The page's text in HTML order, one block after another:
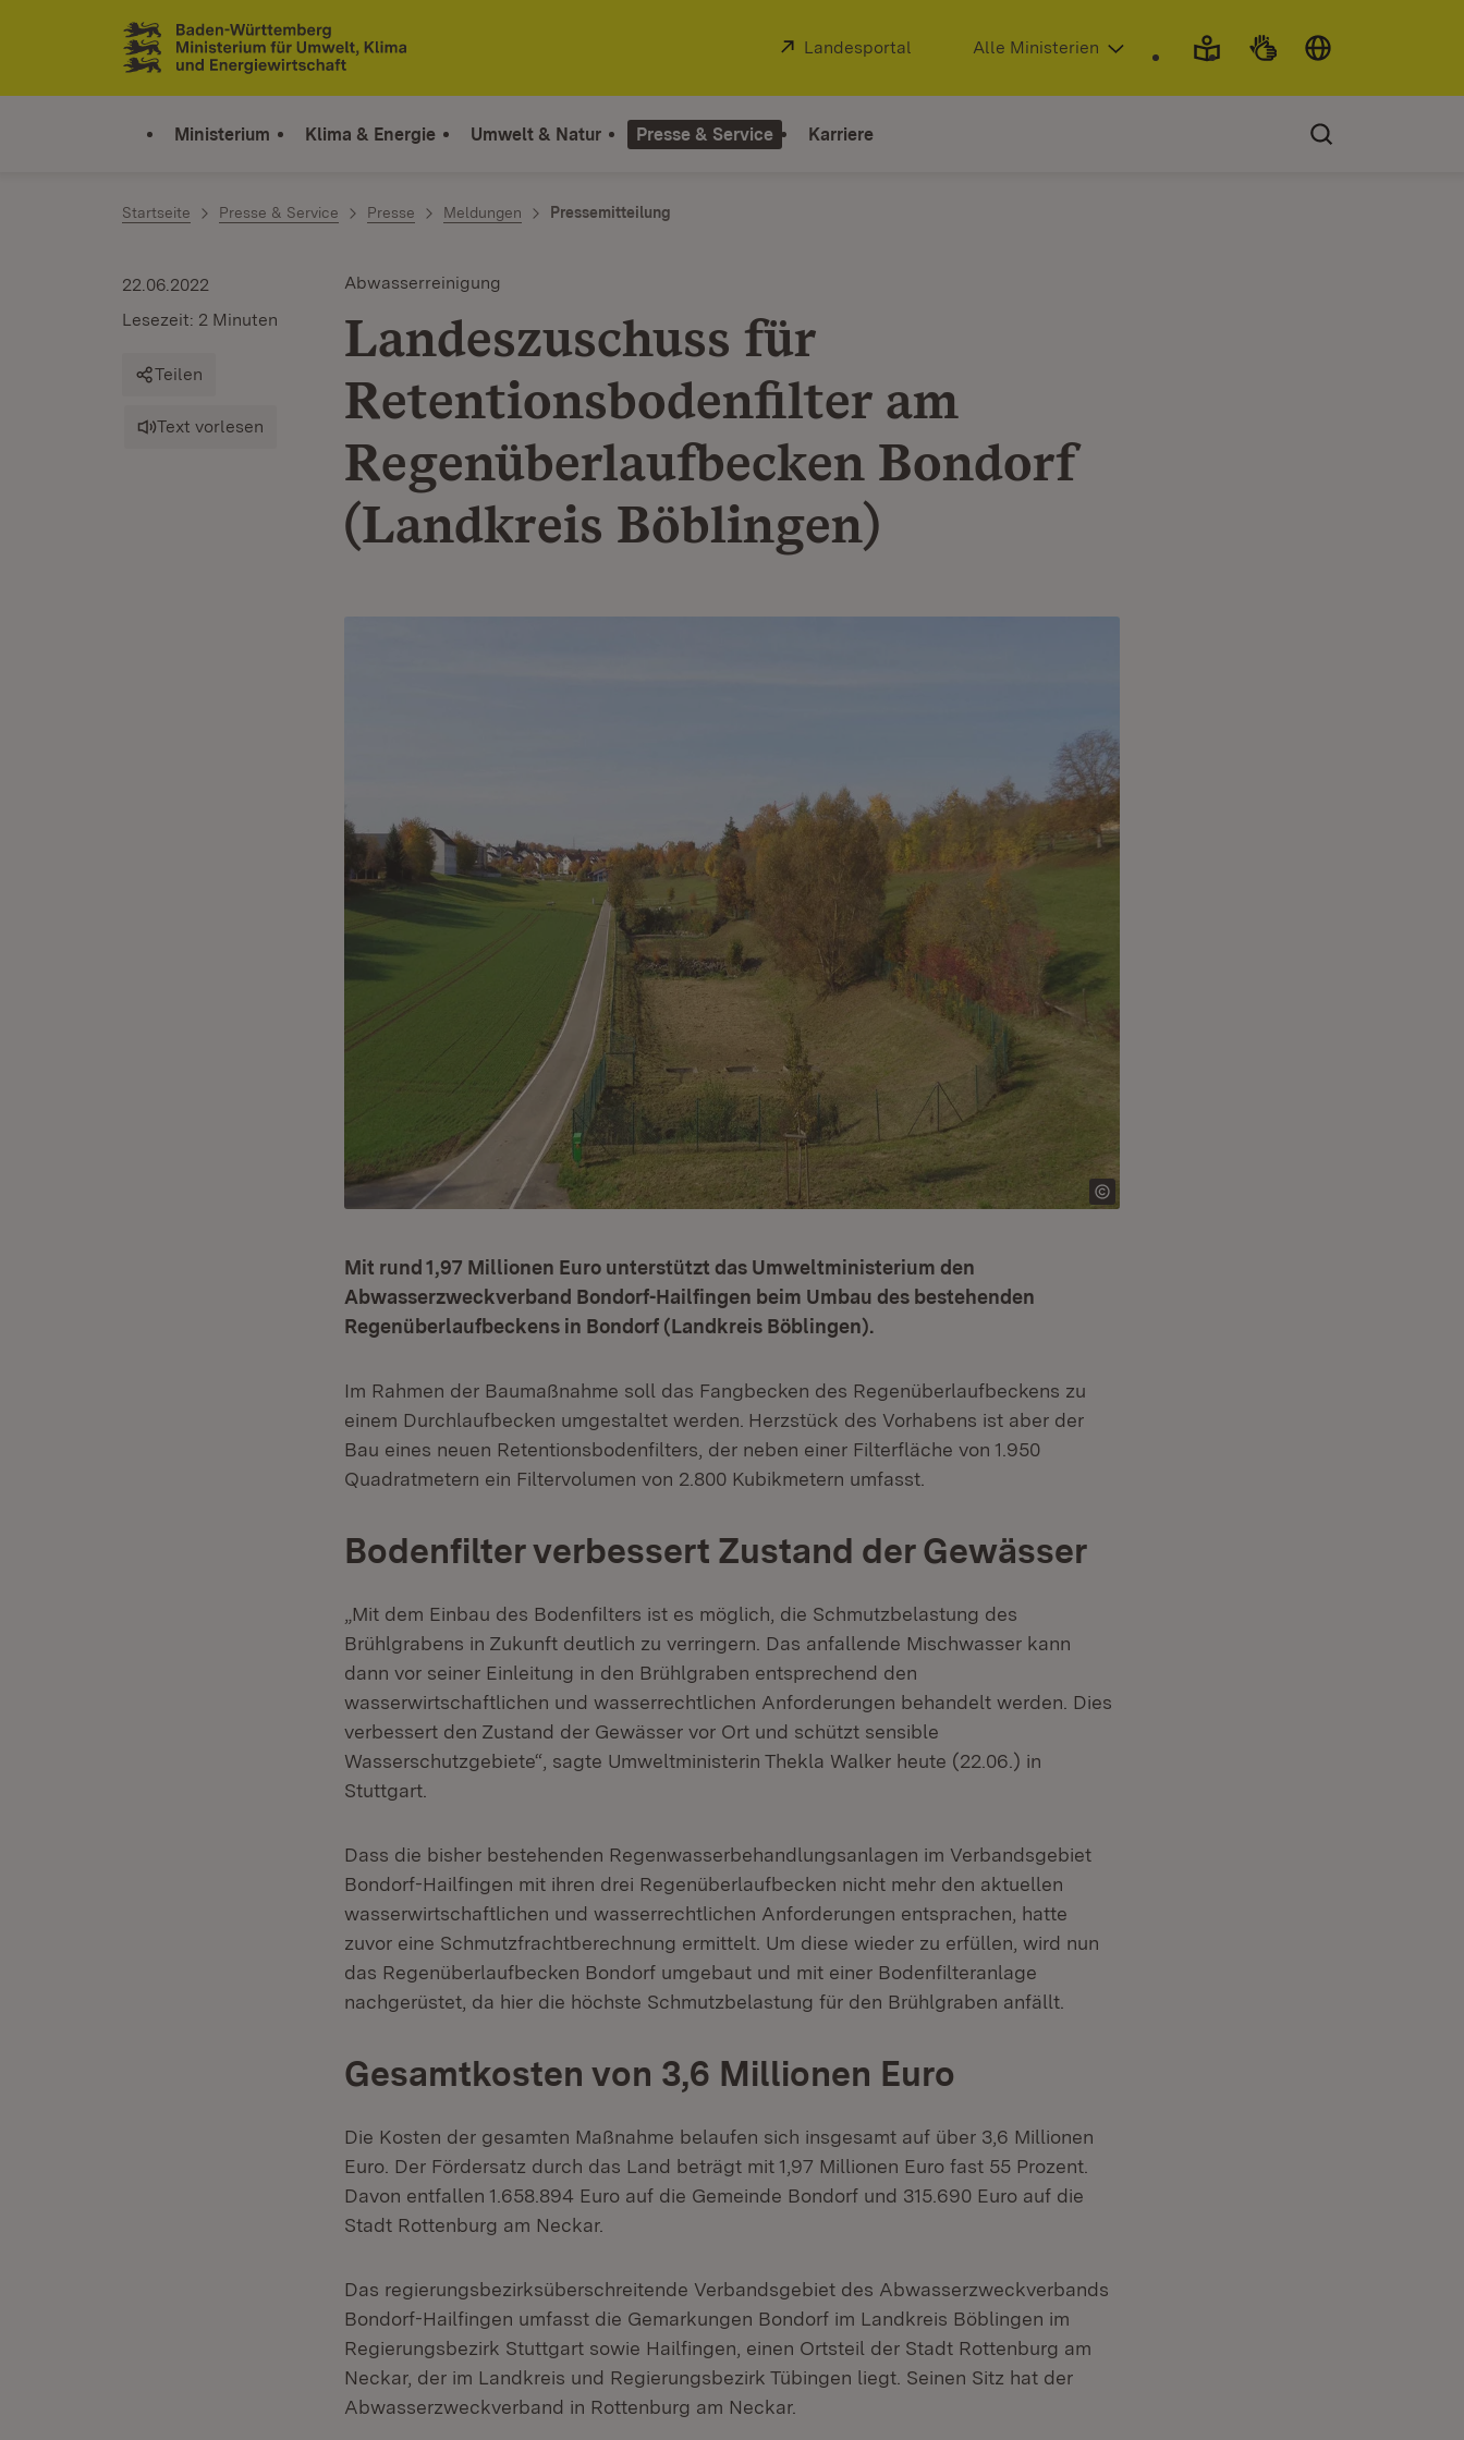
Zum Inhalt springen
Link zur Startseite
Extern:
Landesportal (Öffnet in neuem Fenster)
Alle Ministerien
Ministerium Klima & Energie Umwelt & Natur Presse & Service Karriere
Startseite Presse & Service Presse Meldungen Pressemitteilung
Abwasserreinigung
Landeszuschuss für
Retentionsbodenfilter am
Regenüberlaufbecken Bondorf
(Landkreis Böblingen)
22.06.2022
Lesezeit: 2 Minuten
Teilen
Text vorlesen
Mit rund 1,97 Millionen Euro unterstützt das Umweltministerium den
Abwasserzweckverband Bondorf-Hailfingen beim Umbau des bestehenden
Regenüberlaufbeckens in Bondorf (Landkreis Böblingen).
Im Rahmen der Baumaßnahme soll das Fangbecken des Regenüberlaufbeckens zu
einem Durchlaufbecken umgestaltet werden. Herzstück des Vorhabens ist aber der
Bau eines neuen Retentionsbodenfilters, der neben einer Filterfläche von 1.950
Quadratmetern ein Filtervolumen von 2.800 Kubikmetern umfasst.
Bodenfilter verbessert Zustand der Gewässer
„Mit dem Einbau des Bodenfilters ist es möglich, die Schmutzbelastung des
Brühlgrabens in Zukunft deutlich zu verringern. Das anfallende Mischwasser kann
dann vor seiner Einleitung in den Brühlgraben entsprechend den
wasserwirtschaftlichen und wasserrechtlichen Anforderungen behandelt werden. Dies
verbessert den Zustand der Gewässer vor Ort und schützt sensible
Wasserschutzgebiete“, sagte Umweltministerin Thekla Walker heute (22.06.) in
Stuttgart.
Dass die bisher bestehenden Regenwasserbehandlungsanlagen im Verbandsgebiet
Bondorf-Hailfingen mit ihren drei Regenüberlaufbecken nicht mehr den aktuellen
wasserwirtschaftlichen und wasserrechtlichen Anforderungen entsprachen, hatte
zuvor eine Schmutzfrachtberechnung ermittelt. Um diese wieder zu erfüllen, wird nun
das Regenüberlaufbecken Bondorf umgebaut und mit einer Bodenfilteranlage
nachgerüstet, da hier die höchste Schmutzbelastung für den Brühlgraben anfällt.
Gesamtkosten von 3,6 Millionen Euro
Die Kosten der gesamten Maßnahme belaufen sich insgesamt auf über 3,6 Millionen
Euro. Der Fördersatz durch das Land beträgt mit 1,97 Millionen Euro fast 55 Prozent.
Davon entfallen 1.658.894 Euro auf die Gemeinde Bondorf und 315.690 Euro auf die
Stadt Rottenburg am Neckar.
Das regierungsbezirksüberschreitende Verbandsgebiet des Abwasserzweckverbands
Bondorf-Hailfingen umfasst die Gemarkungen Bondorf im Landkreis Böblingen im
Regierungsbezirk Stuttgart sowie Hailfingen, einen Ortsteil der Stadt Rottenburg am
Neckar, der im Landkreis und Regierungsbezirk Tübingen liegt. Seinen Sitz hat der
Abwasserzweckverband in Rottenburg am Neckar.